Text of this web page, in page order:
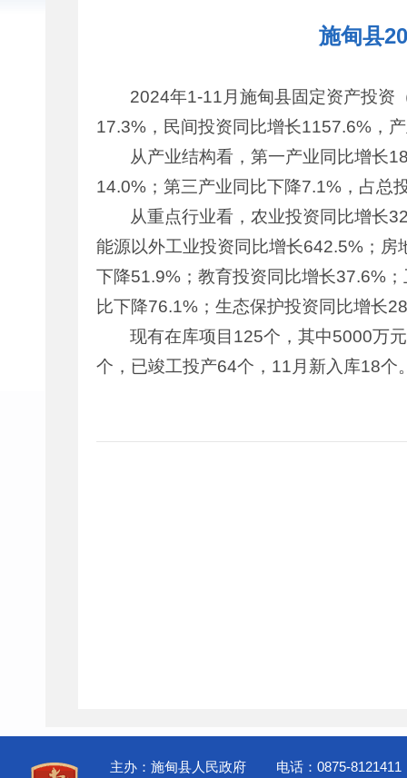
施甸县
2024年1-11月施甸县固定资产投资
17.3%，民间投资同比增长1157.6%，
从产业结构看，第一产业同比增长
14.0%；第三产业同比下降7.1%，占总
从重点行业看，农业投资同比增长
能源以外工业投资同比增长642.5%；
下降51.9%；教育投资同比增长37.6%
比下降76.1%；生态保护投资同比增长
现有在库项目125个，其中5000万
个，已竣工投产64个，11月新入库18个
主办：施甸县人民政府
电话：0875-8121411